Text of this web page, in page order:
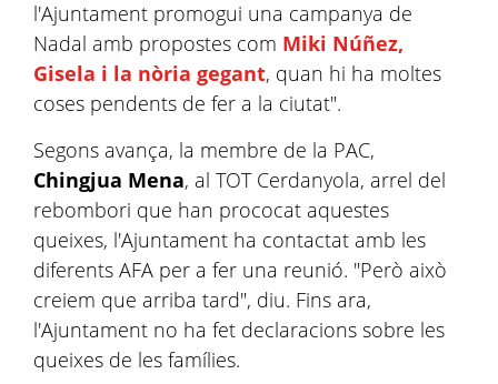
l'Ajuntament promogui una campanya de
Nadal amb propostes com Miki Núñez,
Gisela i la nòria gegant, quan hi ha moltes
coses pendents de fer a la ciutat".
Segons avança, la membre de la PAC,
Chingjua Mena, al TOT Cerdanyola, arrel del
rebombori que han prococat aquestes
queixes, l'Ajuntament ha contactat amb les
diferents AFA per a fer una reunió. "Però això
creiem que arriba tard", diu. Fins ara,
l'Ajuntament no ha fet declaracions sobre les
queixes de les famílies.